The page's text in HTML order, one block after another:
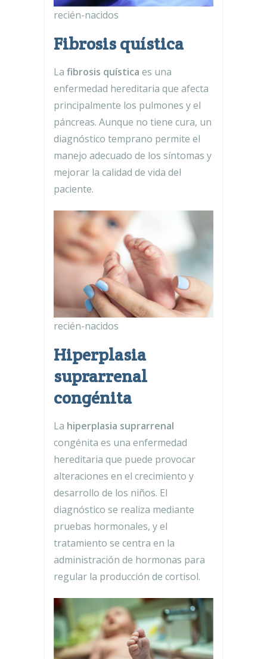
recién-nacidos
Fibrosis quística
La fibrosis quística es una
enfermedad hereditaria que afecta
principalmente los pulmones y el
páncreas. Aunque no tiene cura, un
diagnóstico temprano permite el
manejo adecuado de los síntomas y
mejorar la calidad de vida del
paciente.
recién-nacidos
Hiperplasia
suprarrenal
congénita
La hiperplasia suprarrenal
congénita es una enfermedad
hereditaria que puede provocar
alteraciones en el crecimiento y
desarrollo de los niños. El
diagnóstico se realiza mediante
pruebas hormonales, y el
tratamiento se centra en la
administración de hormonas para
regular la producción de cortisol.